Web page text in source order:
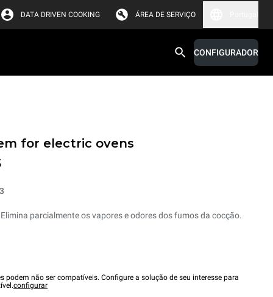
DATA DRIVEN COOKING ÁREA DE SERVIÇO
CONFIGURADOR
for electric ovens
parcialmente os vapores e odores dos fumos da cocção.
podem não ser compatíveis. Configure a solução de seu interesse para
configurar